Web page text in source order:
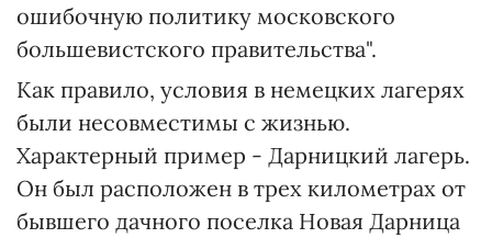
ошибочную политику московского
большевистского правительства".
Как правило, условия в немецких лагерях
были несовместимы с жизнью.
Характерный пример - Дарницкий лагерь.
Он был расположен в трех километрах от
бывшего дачного поселка Новая Дарница